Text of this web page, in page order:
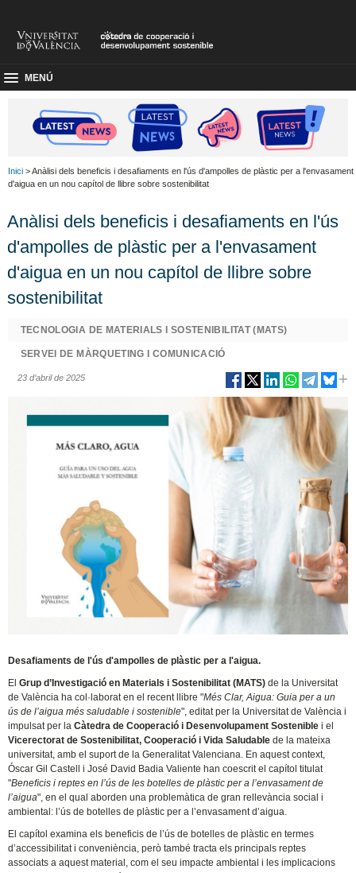
MENÚ
Inici > Anàlisi dels beneficis i desafiaments en l'ús d'ampolles de plàstic per a l'envasament
d'aigua en un nou capítol de llibre sobre sostenibilitat
Anàlisi dels beneficis i desafiaments en l'ús
d'ampolles de plàstic per a l'envasament
d'aigua en un nou capítol de llibre sobre
sostenibilitat
TECNOLOGIA DE MATERIALS I SOSTENIBILITAT (MATS)
SERVEI DE MÀRQUETING I COMUNICACIÓ
23 d’abril de 2025
Desafiaments de l'ús d'ampolles de plàstic per a l'aigua.
ElGrup d’Investigació en Materials i Sostenibilitat (MATS) de la Universitat
de València ha col·laborat en el recent llibre "Més Clar, Aigua: Guia per a un
ús de l’aigua més saludable i sostenible", editat per la Universitat de València i
impulsat per laCàtedra de Cooperació i Desenvolupament Sostenible i el
Vicerectorat de Sostenibilitat, Cooperació i Vida Saludable de la mateixa
universitat, amb el suport de la Generalitat Valenciana. En aquest context,
Óscar Gil Castell i José David Badia Valiente han coescrit el capítol titulat
"Beneﬁcis i reptes en l’ús de les botelles de plàstic per a l’envasament de
l’aigua", en el qual aborden una problemàtica de gran rellevància social i
ambiental: l’ús de botelles de plàstic per a l’envasament d’aigua.
El capítol examina els beneficis de l’ús de botelles de plàstic en termes
d’accessibilitat i conveniència, però també tracta els principals reptes
associats a aquest material, com el seu impacte ambiental i les implicacions